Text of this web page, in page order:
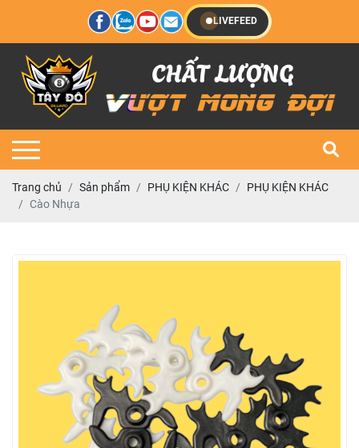
LIVEFEED
Trang chủ Sản phẩm PHỤ KIỆN KHÁC
PHỤ KIỆN KHÁC
Cào Nhựa